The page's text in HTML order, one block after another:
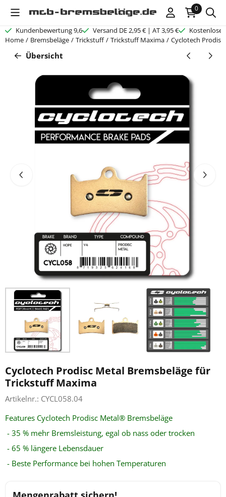
Cookie-Einstellungen verfügbar. Einstellungen wählen oder alle
0
Kundenbewertung 9,6 Versand DE 2,95 € | AT 3,95 €
Home / Bremsbeläge / Trickstuff / Trickstuff Maxima / Cyclotech
Übersicht
Cyclotech Prodisc Metal Bremsbeläge für
Trickstuff Maxima
Artikelnr.: CYCL058.04
Features Cyclotech Prodisc Metal® Bremsbeläge
- 35 % mehr Bremsleistung, egal ob nass oder trocken
- 65 % längere Lebensdauer
- Beste Performance bei hohen Temperaturen